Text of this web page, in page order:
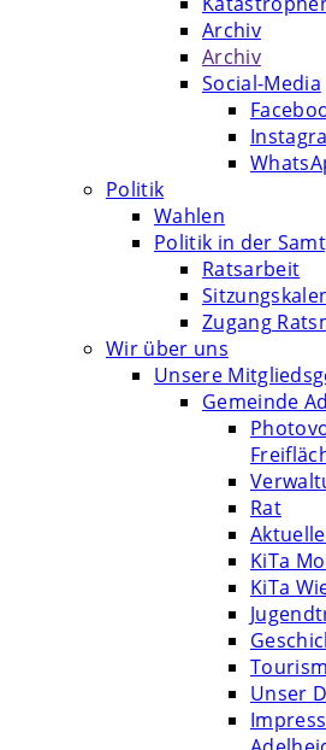
Archiv
Archiv
Social-Media
Politik
Wahlen
Politik in der
Ratsarbeit
Zugang
Wir über uns
Unsere
Gemeinde
Rat
KiTa
KiTa
Unser